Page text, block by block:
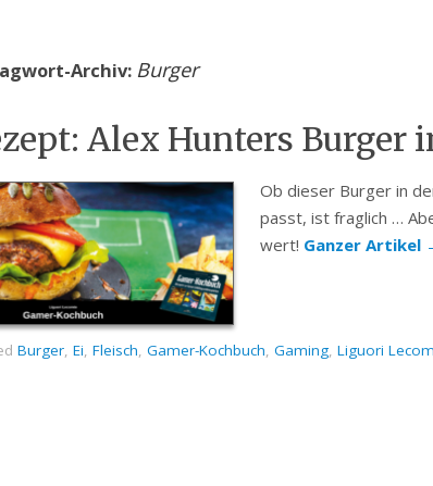
Archiv: Burger
Alex Hunters Burger
Ob dieser Burger in
passt, ist fraglich …
wert! Ganzer Artikel
Burger, Ei, Fleisch, Gamer-Kochbuch, Gaming, Liguori